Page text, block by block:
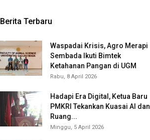
Berita Terbaru
Waspadai Krisis, Agro Merapi
Sembada Ikuti Bimtek
Ketahanan Pangan di UGM
Rabu, 8 April 2026
Hadapi Era Digital, Ketua Baru
PMKRI Tekankan Kuasai AI dan
Ruang...
Minggu, 5 April 2026